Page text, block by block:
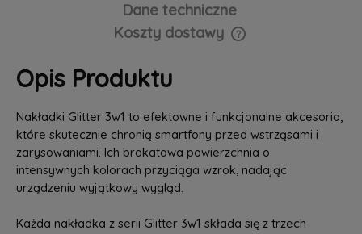
Dane techniczne
Koszty dostawy
Cena nie zawiera ewentualnych kosztów płatności
Opis Produktu
Nakładki Glitter 3w1 to efektowne i funkcjonalne akcesoria,
które skutecznie chronią smartfony przed wstrząsami i
zarysowaniami. Ich brokatowa powierzchnia o
intensywnych kolorach przyciąga wzrok, nadając
urządzeniu wyjątkowy wygląd.
Każda nakładka z serii Glitter 3w1 składa się z trzech